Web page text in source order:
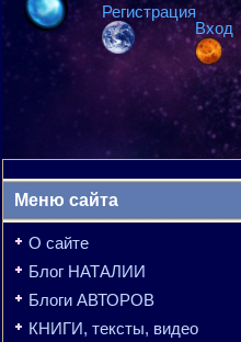
Регистрация
Вход
Меню сайта
О сайте
Блог НАТАЛИИ
Блоги АВТОРОВ
КНИГИ, тексты, видео